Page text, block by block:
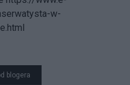
w-
blogera